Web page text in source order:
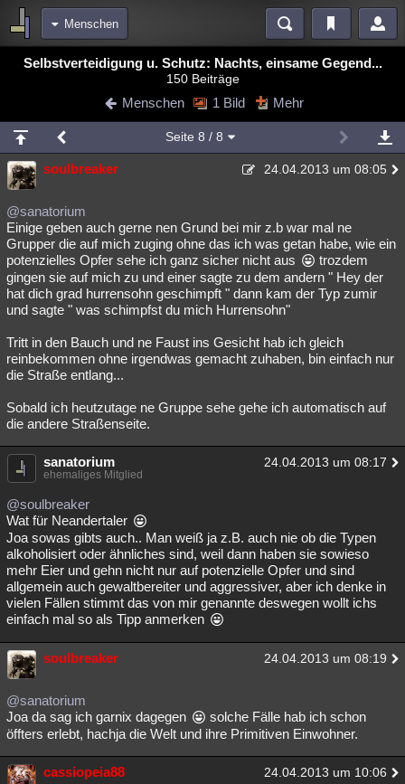
Menschen
Bereiche
Blogs Videos
Chat Wiki Neuigkeiten
meine Rubriken
Menschen Wissenschaft Mystery Kriminalfälle
Spiritualität
Natur Umfragen Unterhaltung
weitere Rubriken
Philosophie Träume Orte Esoterik Literatur
Astronomie Helpdesk Gruppen Gaming Filme
Musik Clash Verbesserungen
Besucht Teilgenommen
Lesenswert Schlüsselwörter
Selbstverteidigung u. Schutz: Nachts, einsame Gegend...
150 Beiträge
Menschen 1 Bild Mehr
Seite 8 / 8
soulbreaker 24.04.2013 um 08:05
@sanatorium
Einige geben auch gerne nen Grund bei mir z.b war mal ne
Grupper die auf mich zuging ohne das ich was getan habe, wie ein
potenzielles Opfer sehe ich ganz sicher nicht aus
trozdem
gingen sie auf mich zu und einer sagte zu dem andern " Hey der
hat dich grad hurrensohn geschimpft " dann kam der Typ zumir
und sagte " was schimpfst du mich Hurrensohn"
Tritt in den Bauch und ne Faust ins Gesicht hab ich gleich
reinbekommen ohne irgendwas gemacht zuhaben, bin einfach nur
die Straße entlang...
Sobald ich heutzutage ne Gruppe sehe gehe ich automatisch auf
die andere Straßenseite.
sanatorium 24.04.2013 um 08:17
ehemaliges Mitglied
@soulbreaker
Wat für Neandertaler
Joa sowas gibts auch.. Man weiß ja z.B. auch nie ob die Typen
alkoholisiert oder ähnliches sind, weil dann haben sie sowieso
mehr Eier und gehn nicht nur auf potenzielle Opfer und sind
allgemein auch gewaltbereiter und aggressiver, aber ich denke in
vielen Fällen stimmt das von mir genannte deswegen wollt ichs
einfach mal so als Tipp anmerken
soulbreaker 24.04.2013 um 08:19
@sanatorium
Joa da sag ich garnix dagegen
solche Fälle hab ich schon
öffters erlebt, hachja die Welt und ihre Primitiven Einwohner.
cassiopeia88 24.04.2013 um 10:06